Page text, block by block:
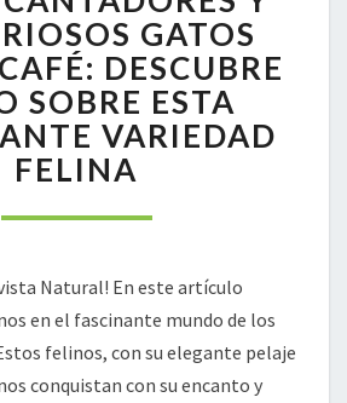
Y
MISTERIOSOS
GATOS
COLOR
CAFÉ:
DESCUBRE
TODO
SOBRE
VARIEDAD
FELINA
GATOS
DESCUBRE
SOBRE ESTA
VARIEDAD
FELINA
Natural! En este artículo
en el fascinante mundo de los
felinos, con su elegante pelaje
conquistan con su encanto y